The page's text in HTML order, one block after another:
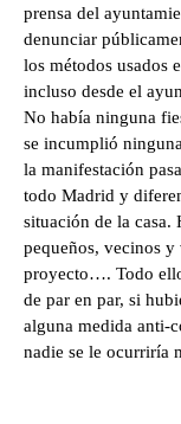
prensa del
denunciar
los métodos usados
incluso desde el
No había ninguna
se incumplió
la manifestación
todo Madrid y
situación de la casa.
pequeños, vecinos
proyecto…. Todo
de par en par, si
alguna medida anti-
nadie se le ocurriría